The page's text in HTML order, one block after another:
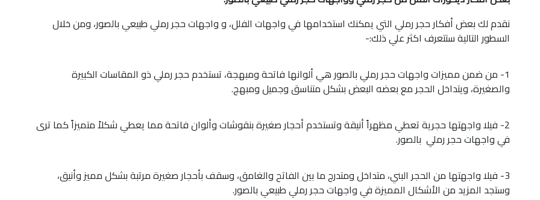
نقدم لك بعض أفكار حجر رملي التي يمكنك استخدامها في واجهات الفلل، و واجهات حجر رملي طبيعي بالصور، ومن خلال
السطور التالية ستتعرف اكثر علي ذلك:-
1- من ضمن مميزات واجهات حجر رملي بالصور هي ألوانها فاتحة ومبهجة، تستخدم حجر رملي ذو المقاسات الكبيرة
والصغيرة، ويتداخل الحجر مع بعضه البعض بشكل متناسق وجميل ومبهج.
2- فيلا واجهتها حجرية تعطي مظهراً أنيقة وتستخدم أحجار صغيرة بنقوشات وألوان فاتحة مما يعطي شكلاً متميزاً كما ترى
في واجهات حجر رملي بالصور.
3- فيلا واجهتها من الحجر البني، متداخل ومتدرج ما بين الفاتح والغامق، وسقف بأحجار صغيرة مرتبة بشكل مميز وأنيق،
وستجد المزيد من الأشكال المميزة في واجهات حجر رملي طبيعي بالصور.